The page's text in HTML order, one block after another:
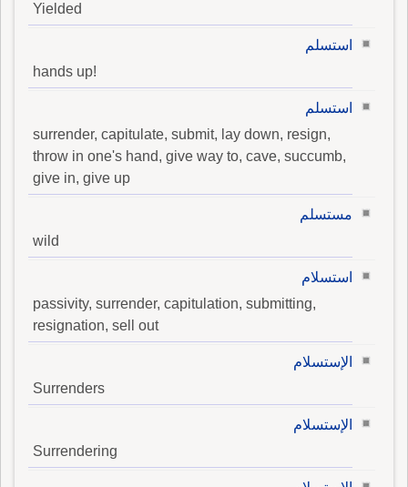
Yielded
استسلم
hands up!
استسلم
surrender, capitulate, submit, lay down, resign,
throw in one's hand, give way to, cave, succumb,
give in, give up
مستسلم
wild
استسلام
passivity, surrender, capitulation, submitting,
resignation, sell out
الإستسلام
Surrenders
الإستسلام
Surrendering